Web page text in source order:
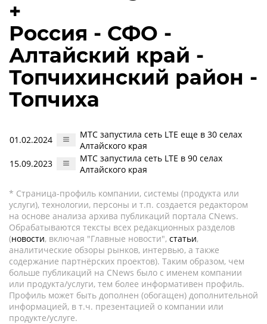
+
Россия - СФО -
Алтайский край -
Топчихинский район -
Топчиха
01.02.2024
МТС запустила сеть LTE еще в 30 селах
Алтайского края
15.09.2023
МТС запустила сеть LTE в 90 селах
Алтайского края
* Страница-профиль компании, системы (продукта или
услуги), технологии, персоны и т.п. создается редактором
на основе анализа архива публикаций портала CNews.
Обрабатываются тексты всех редакционных разделов
(новости, включая "Главные новости", статьи,
аналитические обзоры рынков, интервью, а также
содержание партнёрских проектов). Таким образом, чем
больше публикаций на CNews было с именем компании
или продукта/услуги, тем более информативен профиль.
Профиль может быть дополнен (обогащен) дополнительной
информацией, в т.ч. презентацией о компании или
продукте/услуге.